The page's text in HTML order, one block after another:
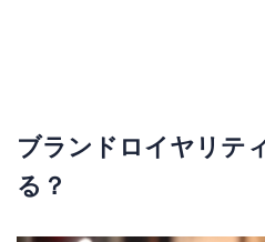
ブランドロイヤリテ
る？